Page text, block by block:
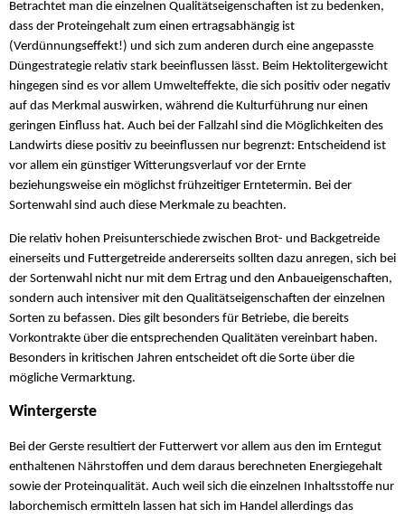
Betrachtet man die einzelnen Qualitätseigenschaften ist zu bedenken,
dass der Proteingehalt zum einen ertragsabhängig ist
(Verdünnungseffekt!) und sich zum anderen durch eine angepasste
Düngestrategie relativ stark beeinflussen lässt. Beim Hektolitergewicht
hingegen sind es vor allem Umwelteffekte, die sich positiv oder negativ
auf das Merkmal auswirken, während die Kulturführung nur einen
geringen Einfluss hat. Auch bei der Fallzahl sind die Möglichkeiten des
Landwirts diese positiv zu beeinflussen nur begrenzt: Entscheidend ist
vor allem ein günstiger Witterungsverlauf vor der Ernte
beziehungsweise ein möglichst frühzeitiger Erntetermin. Bei der
Sortenwahl sind auch diese Merkmale zu beachten.
Die relativ hohen Preisunterschiede zwischen Brot- und Backgetreide
einerseits und Futtergetreide andererseits sollten dazu anregen, sich bei
der Sortenwahl nicht nur mit dem Ertrag und den Anbaueigenschaften,
sondern auch intensiver mit den Qualitätseigenschaften der einzelnen
Sorten zu befassen. Dies gilt besonders für Betriebe, die bereits
Vorkontrakte über die entsprechenden Qualitäten vereinbart haben.
Besonders in kritischen Jahren entscheidet oft die Sorte über die
mögliche Vermarktung.
Wintergerste
Bei der Gerste resultiert der Futterwert vor allem aus den im Erntegut
enthaltenen Nährstoffen und dem daraus berechneten Energiegehalt
sowie der Proteinqualität. Auch weil sich die einzelnen Inhaltsstoffe nur
laborchemisch ermitteln lassen hat sich im Handel allerdings das